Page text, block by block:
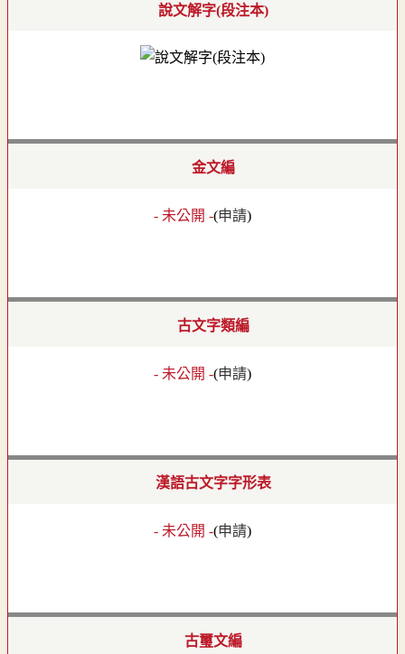
說文解字(段注本)
金文編
- 未公開 -(申請)
古文字類編
- 未公開 -(申請)
漢語古文字字形表
- 未公開 -(申請)
古璽文編